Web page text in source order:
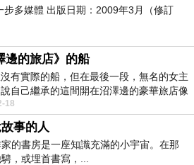
多媒體 出版日期：2009年3月（修訂
邊的旅店》的船
有實際的船，但在最後一段，無名的女主
說自己繼承的這間開在沼澤邊的豪華旅店像
。這...
18
事的人
的書房是一座知識充滿的小宇宙。在那
，或埋首書寫，...